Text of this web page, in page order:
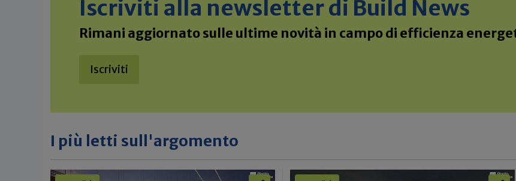
Iscriviti alla newsletter di Build News
Rimani aggiornato sulle ultime novità in campo di efficienza
Iscriviti
I più letti sull'argomento